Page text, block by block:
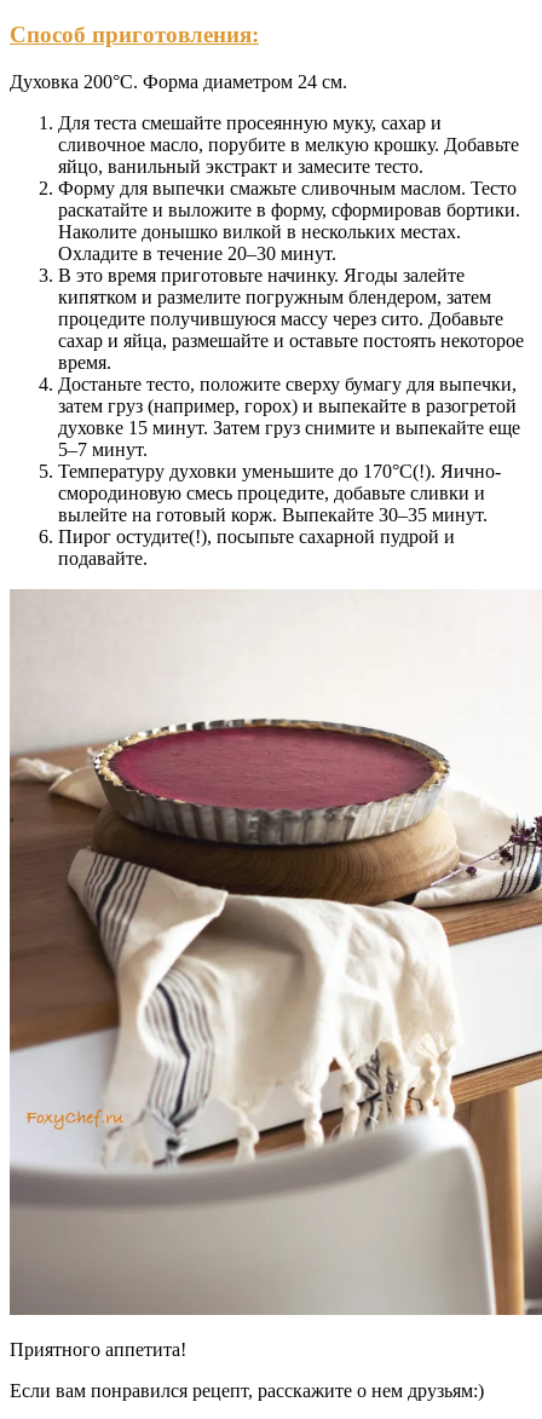
Способ приготовления:
Духовка 200°С. Форма диаметром 24 см.
Для теста смешайте просеянную муку, сахар и
сливочное масло, порубите в мелкую крошку. Добавьте
яйцо, ванильный экстракт и замесите тесто.
Форму для выпечки смажьте сливочным маслом. Тесто
раскатайте и выложите в форму, сформировав бортики.
Наколите донышко вилкой в нескольких местах.
Охладите в течение 20–30 минут.
В это время приготовьте начинку. Ягоды залейте
кипятком и размелите погружным блендером, затем
процедите получившуюся массу через сито. Добавьте
сахар и яйца, размешайте и оставьте постоять некоторое
время.
Достаньте тесто, положите сверху бумагу для выпечки,
затем груз (например, горох) и выпекайте в разогретой
духовке 15 минут. Затем груз снимите и выпекайте еще
5–7 минут.
Температуру духовки уменьшите до 170°С(!). Яично-
смородиновую смесь процедите, добавьте сливки и
вылейте на готовый корж. Выпекайте 30–35 минут.
Пирог остудите(!), посыпьте сахарной пудрой и
подавайте.
Приятного аппетита!
Если вам понравился рецепт, расскажите о нем друзьям:)